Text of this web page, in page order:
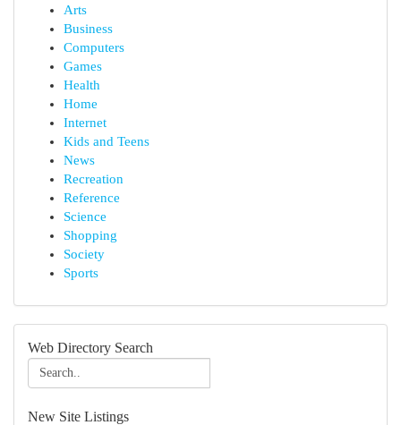
Arts
Business
Computers
Games
Health
Home
Internet
Kids and Teens
News
Recreation
Reference
Science
Shopping
Society
Sports
Web Directory Search
New Site Listings